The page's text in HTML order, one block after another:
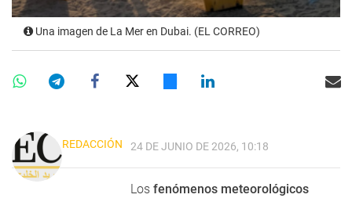
Una imagen de La Mer en Dubai. (EL CORREO)
REDACCIÓN 24 DE JUNIO DE 2026, 10:18
Los fenómenos meteorológicos